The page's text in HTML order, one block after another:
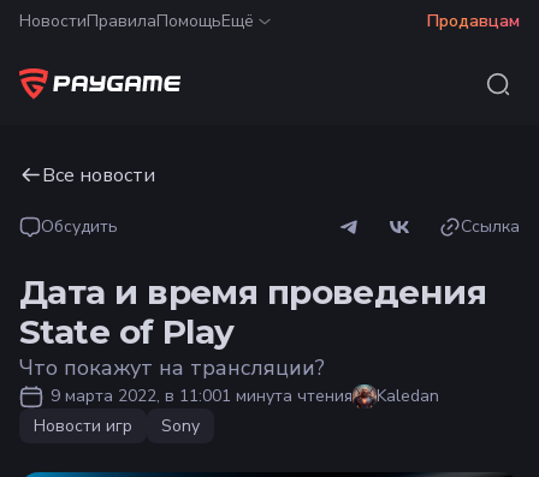
НовостиПравилаПомощьЕщё Продавцам
Все новости
Обсудить Ссылка
Дата и время проведения
State of Play
Что покажут на трансляции?
9 марта 2022, в 11:001 минута чтения
Kaledan
Новости игр
Sony